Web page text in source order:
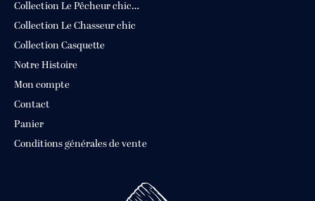
Collection Le Pêcheur chic…
Collection Le Chasseur chic
Collection Casquette
Notre Histoire
Mon compte
Contact
Panier
Conditions générales de vente